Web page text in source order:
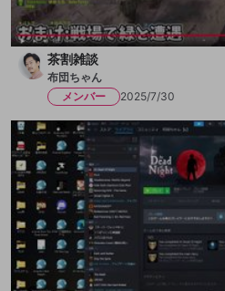
茶割雑談
布団ちゃん
メンバー
2025/7/30